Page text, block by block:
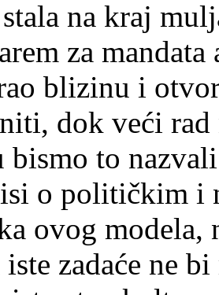
stala na kraj
za
blizinu i
dok veći
bismo to
o političkim i
ovog modela,
iste zadaće ne